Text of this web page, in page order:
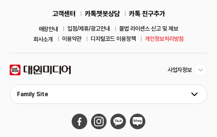
고객센터 카톡챗봇상담 카톡 친구추가
매장안내 입점/제휴/광고안내
불법 라이센스 신고 및 제보
회사소개
이용약관 디지털코드 이용정책 개인정보처리방침
사업자정보
Family Site